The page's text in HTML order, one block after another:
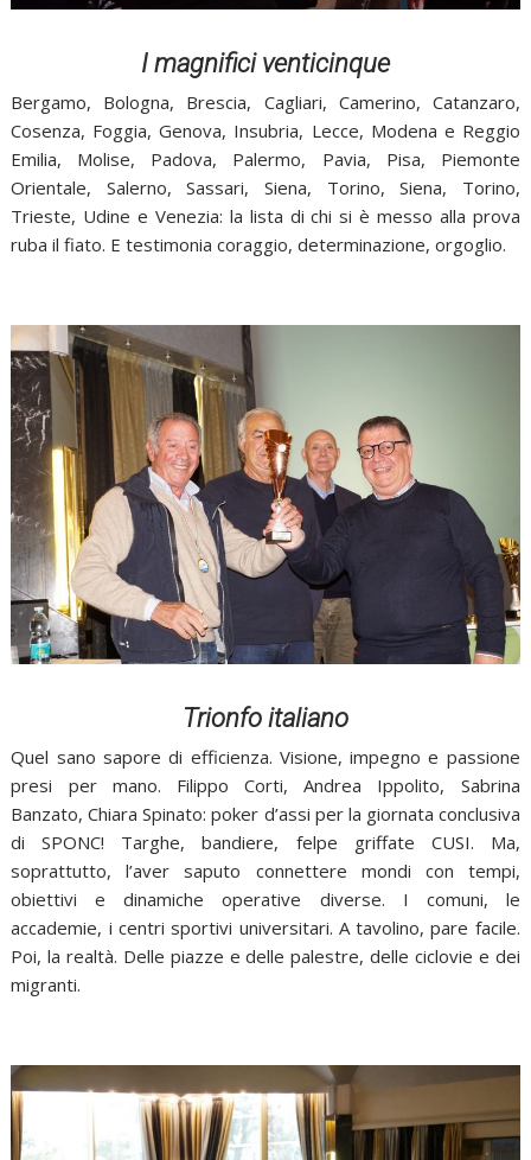
I magnifici venticinque
Bergamo, Bologna, Brescia, Cagliari, Camerino, Catanzaro,
Cosenza, Foggia, Genova, Insubria, Lecce, Modena e Reggio
Emilia, Molise, Padova, Palermo, Pavia, Pisa, Piemonte
Orientale, Salerno, Sassari, Siena, Torino, Siena, Torino,
Trieste, Udine e Venezia: la lista di chi si è messo alla prova
ruba il fiato. E testimonia coraggio, determinazione, orgoglio.
Trionfo italiano
Quel sano sapore di efficienza. Visione, impegno e passione
presi per mano. Filippo Corti, Andrea Ippolito, Sabrina
Banzato, Chiara Spinato: poker d’assi per la giornata conclusiva
di SPONC! Targhe, bandiere, felpe griffate CUSI. Ma,
soprattutto, l’aver saputo connettere mondi con tempi,
obiettivi e dinamiche operative diverse. I comuni, le
accademie, i centri sportivi universitari. A tavolino, pare facile.
Poi, la realtà. Delle piazze e delle palestre, delle ciclovie e dei
migranti.